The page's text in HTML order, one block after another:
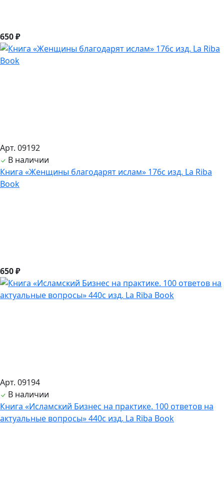
650 ₽
Арт. 09192
В наличии
Книга «Женщины благодарят ислам» 176с изд. La Riba
Book
650 ₽
Арт. 09194
В наличии
Книга «Исламский Бизнес на практике. 100 ответов на
актуальные вопросы» 440с изд. La Riba Book